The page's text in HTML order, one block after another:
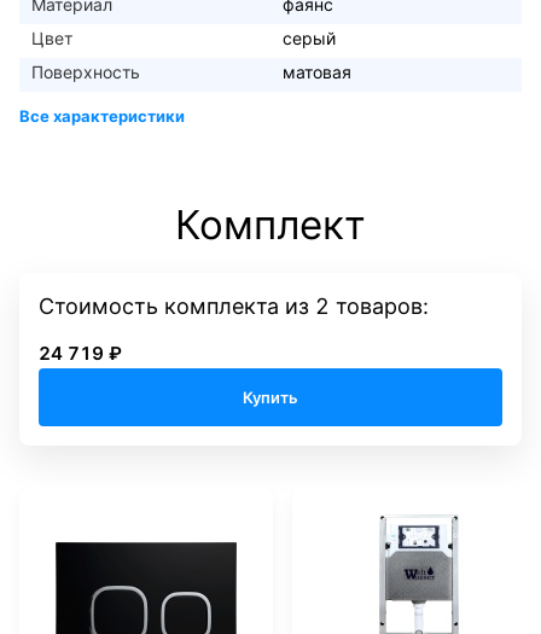
Материал
фаянс
Цвет
серый
Поверхность
матовая
Комплект
Стоимость комплекта из 2 товаров:
24 719 ₽
Купить